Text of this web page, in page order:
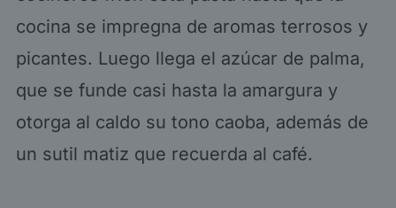
cocina se impregna de aromas terrosos y
picantes. Luego llega el azúcar de palma,
que se funde casi hasta la amargura y
otorga al caldo su tono caoba, además de
un sutil matiz que recuerda al café.